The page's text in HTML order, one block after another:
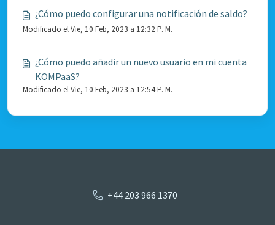
¿Cómo puedo configurar una notificación de saldo?
Modificado el Vie, 10 Feb, 2023 a 12:32 P. M.
¿Cómo puedo añadir un nuevo usuario en mi cuenta
KOMPaaS?
Modificado el Vie, 10 Feb, 2023 a 12:54 P. M.
+44 203 966 1370